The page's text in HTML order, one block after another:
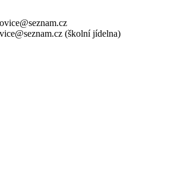
(školní jídelna)